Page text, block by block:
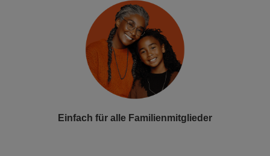
Einfach für alle Familienmitglieder